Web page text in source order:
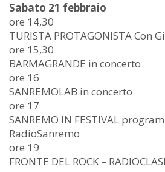
Sabato 21 febbraio
ore 14,30
TURISTA PROTAGONISTA Con
ore 15,30
BARMAGRANDE in concerto
ore 16
SANREMOLAB in concerto
ore 17
SANREMO IN FESTIVAL
RadioSanremo
ore 19
FRONTE DEL ROCK –